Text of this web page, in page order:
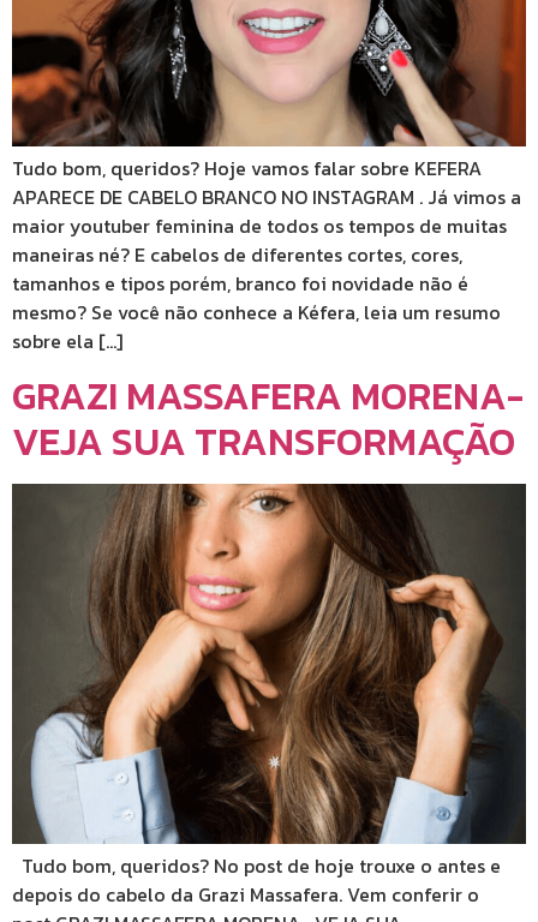
Tudo bom, queridos? Hoje vamos falar sobre KEFERA
APARECE DE CABELO BRANCO NO INSTAGRAM . Já vimos a
maior youtuber feminina de todos os tempos de muitas
maneiras né? E cabelos de diferentes cortes, cores,
tamanhos e tipos porém, branco foi novidade não é
mesmo? Se você não conhece a Kéfera, leia um resumo
sobre ela […]
GRAZI MASSAFERA MORENA-
VEJA SUA TRANSFORMAÇÃO
Tudo bom, queridos? No post de hoje trouxe o antes e
depois do cabelo da Grazi Massafera. Vem conferir o